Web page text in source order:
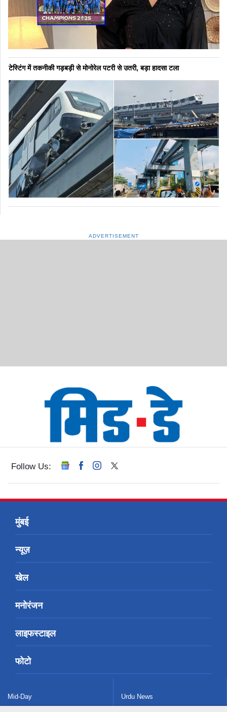
टेस्टिंग में तकनीकी गड़बड़ी से मोनोरेल पटरी से उतरी, बड़ा हादसा टला
ADVERTISEMENT
Follow Us:
मुंबई
न्यूज़
खेल
मनोरंजन
लाइफस्टाइल
फोटो
Mid-Day Urdu News